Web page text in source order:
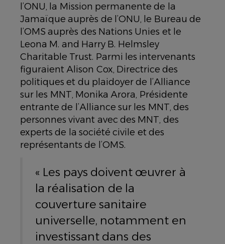
l’ONU, la Mission permanente de la
Jamaïque auprès de l’ONU, le Bureau de
l’OMS auprès des Nations Unies et le
Leona M. and Harry B. Helmsley
Charitable Trust. Parmi les intervenants
figuraient Alison Cox, Directrice des
politiques et du plaidoyer de l’Alliance
sur les MNT, Monika Arora, Présidente
entrante de l’Alliance sur les MNT, des
personnes vivant avec des MNT, des
experts de la société civile et des
représentants de l’OMS.
« Les pays doivent œuvrer à
la réalisation de la
couverture sanitaire
universelle, notamment en
investissant dans des